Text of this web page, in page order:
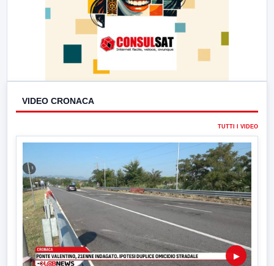
VIDEO CRONACA
TUTTI I VIDEO
▶